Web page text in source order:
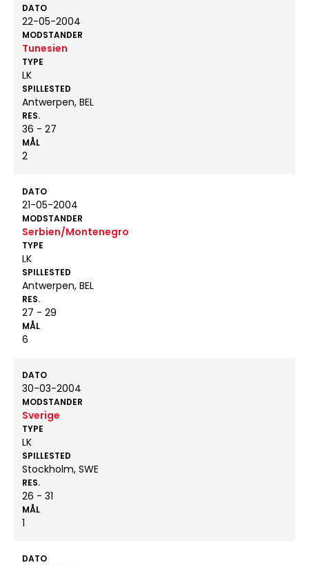
DATO
22-05-2004
MODSTANDER
Tunesien
TYPE
LK
SPILLESTED
Antwerpen, BEL
RES.
36 - 27
MÅL
2
DATO
21-05-2004
MODSTANDER
Serbien/Montenegro
TYPE
LK
SPILLESTED
Antwerpen, BEL
RES.
27 - 29
MÅL
6
DATO
30-03-2004
MODSTANDER
Sverige
TYPE
LK
SPILLESTED
Stockholm, SWE
RES.
26 - 31
MÅL
1
DATO